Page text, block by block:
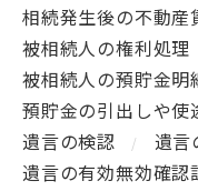
相続発生後の不動産
被相続人の権利処理
被相続人の預貯金明
預貯金の引出しや
遺言の検認
遺言
遺言の有効無効確認